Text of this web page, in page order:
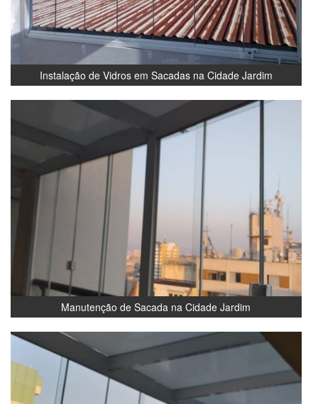
Instalação de Vidros em Sacadas na Cidade Jardim
Manutenção de Sacada na Cidade Jardim